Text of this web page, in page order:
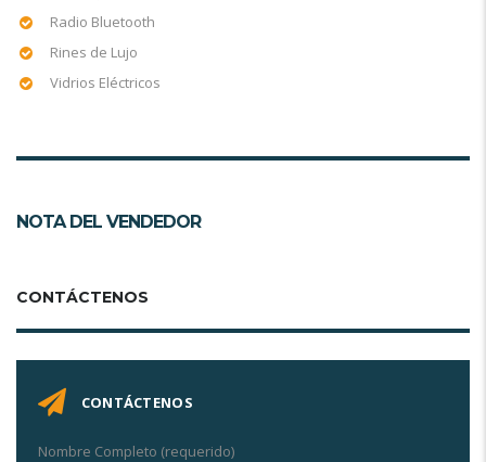
Radio Bluetooth
Rines de Lujo
Vidrios Eléctricos
NOTA DEL VENDEDOR
CONTÁCTENOS
CONTÁCTENOS
Nombre Completo (requerido)